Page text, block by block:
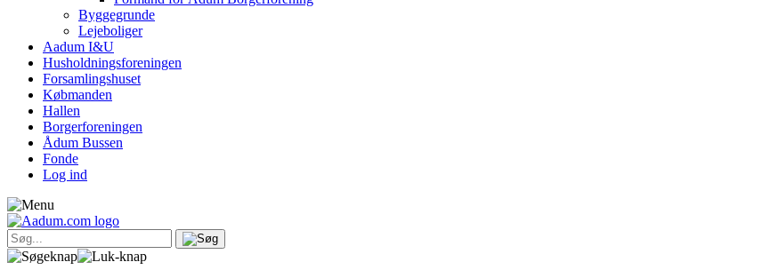
Byggegrunde
Lejeboliger
Aadum I&U
Husholdningsforeningen
Forsamlingshuset
Købmanden
Hallen
Borgerforeningen
Ådum Bussen
Fonde
Log ind